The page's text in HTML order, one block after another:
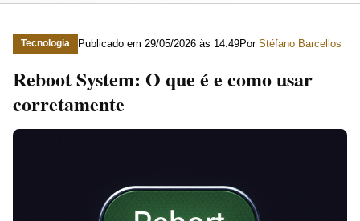
Tecnologia Publicado em 29/05/2026 às 14:49Por Stéfano Barcellos
Reboot System: O que é e como usar
corretamente